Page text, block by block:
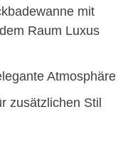
mit
Raum Luxus
Atmosphäre
zusätzlichen Stil